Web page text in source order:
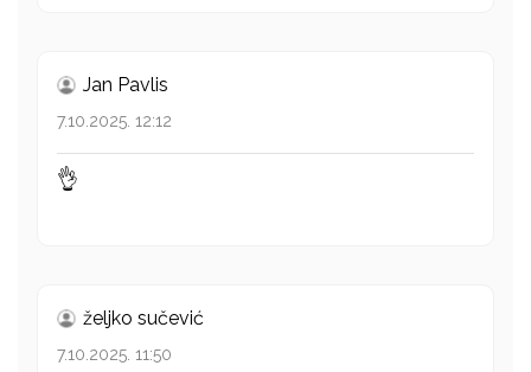
Jan Pavlis
7.10.2025. 12:12
👌
željko sučević
7.10.2025. 11:50